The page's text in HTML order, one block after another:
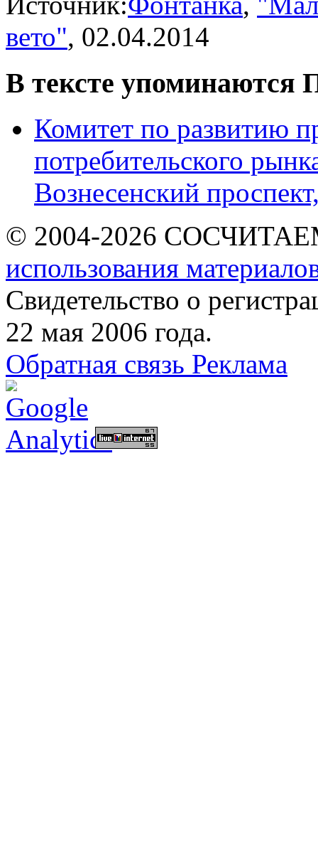
вето", 02.04.2014
В тексте упоминаются
Комитет по развитию
потребительского
Вознесенский
© 2004-2026
использования
Свидетельство о
22 мая 2006 года.
Обратная связь Реклама